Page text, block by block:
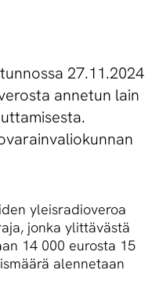
27.11.2024
annetun lain
yleisradioveroa
jonka ylittävästä
14 000 eurosta 15
alennetaan